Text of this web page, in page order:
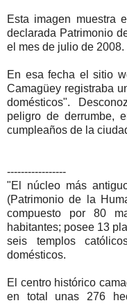
Esta imagen muestra
declarada Patrimonio
el mes de julio de 2008.
En esa fecha el sitio
Camagüey registraba
domésticos".
peligro de derrumbe,
cumpleaños de la
-----------------
"El núcleo más
(Patrimonio de la
compuesto por 80
habitantes; posee 13
seis templos
domésticos.
El centro histórico
en total unas 276